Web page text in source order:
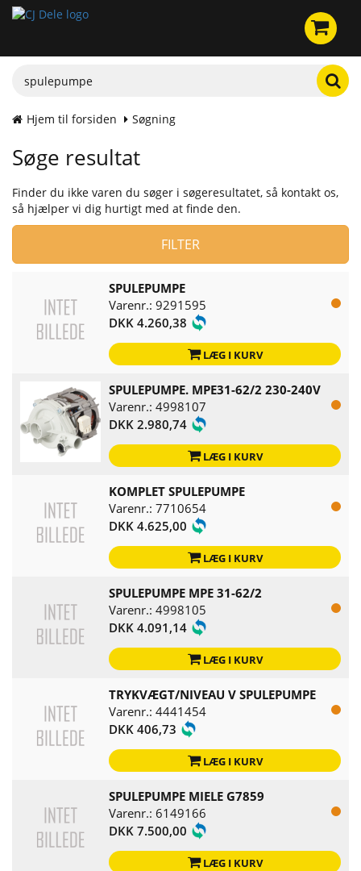
Hjem til forsiden Søgning
Søge resultat
Finder du ikke varen du søger i søgeresultatet, så kontakt os,
så hjælper vi dig hurtigt med at finde den.
FILTER
SPULEPUMPE
Varenr.: 9291595
DKK 4.260,38
LÆG I KURV
SPULEPUMPE. MPE31-62/2 230-240V
Varenr.: 4998107
DKK 2.980,74
LÆG I KURV
KOMPLET SPULEPUMPE
Varenr.: 7710654
DKK 4.625,00
LÆG I KURV
SPULEPUMPE MPE 31-62/2
Varenr.: 4998105
DKK 4.091,14
LÆG I KURV
TRYKVÆGT/NIVEAU V SPULEPUMPE
Varenr.: 4441454
DKK 406,73
LÆG I KURV
SPULEPUMPE MIELE G7859
Varenr.: 6149166
DKK 7.500,00
LÆG I KURV